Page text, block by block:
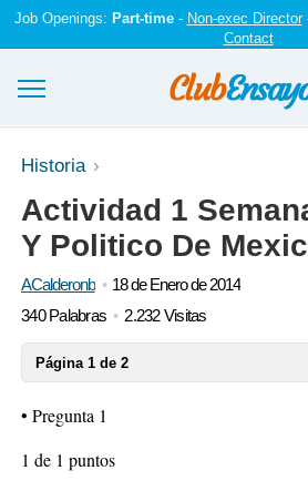
Job Openings: Part-time- Non-exec Director
Contact
Ensayos y trabajos
Registrarse
Iniciar sesión
Historia
Actividad 1
Y Politico De
ACalderonb
18 de Enero de 2014
340 Palabras
2.232 Visitas
Página 1 de 2
• Pregunta 1
1 de 1 puntos